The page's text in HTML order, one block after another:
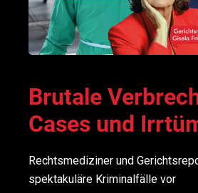
Brutale
Cases und
Rechtsmediziner und
spektakuläre Kriminalfälle vor